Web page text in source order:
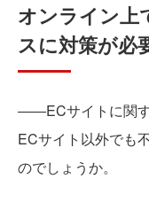
オンライン上
スに対策が必
――ECサイトに関す
ECサイト以外でも
のでしょうか。